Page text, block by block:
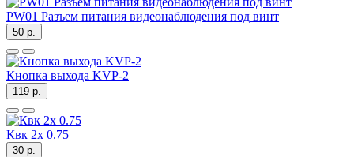
PW01 Разъем питания видеонаблюдения под винт
50 р.
Кнопка выхода KVP-2
119 р.
Квк 2х 0.75
30 р.